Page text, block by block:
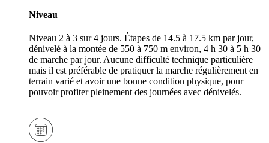
Niveau
Niveau 2 à 3 sur 4 jours. Étapes de 14.5 à 17.5 km par jour,
dénivelé à la montée de 550 à 750 m environ, 4 h 30 à 5 h 30
de marche par jour. Aucune difficulté technique particulière
mais il est préférable de pratiquer la marche régulièrement en
terrain varié et avoir une bonne condition physique, pour
pouvoir profiter pleinement des journées avec dénivelés.